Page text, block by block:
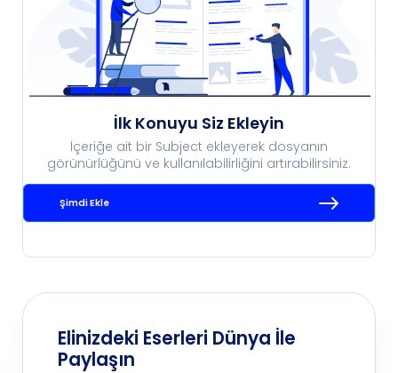
İlk Konuyu Siz Ekleyin
İçeriğe ait bir Subject ekleyerek dosyanın
görünürlüğünü ve kullanılabilirliğini artırabilirsiniz.
Şimdi Ekle
Elinizdeki Eserleri Dünya İle
Paylaşın